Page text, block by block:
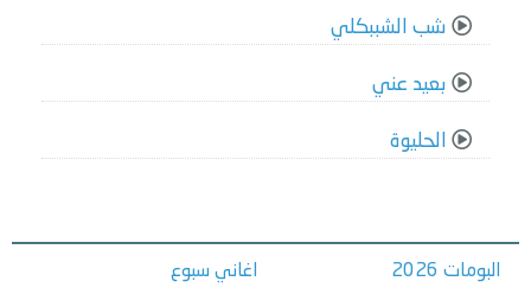
شب الشببكلي
بعيد عني
الحليوة
البومات 2026 اغاني سبوع